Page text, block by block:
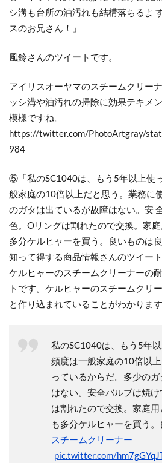
シ溝も台所の油汚れも結構落ちるよ
スのお兄さん！」
風鈴さんのツイートです。
アイリスオーヤマのスチームクリー
ッシ溝や油汚れの掃除に効果テキメ
模様ですね。
https://twitter.com/PhotoArtgray/
984
⑤「私のSC1040は、もう5年以上使
般家庭の10倍以上だと思う。業務に
のガタは出ているが故障はない。安
色。Oリングは割れたので交換。家
多分ケルヒャーを買う。良いものは良
知って得する商品情報さんのツイート
ケルヒャーのスチームクリーナーの
トです。ケルヒャーのスチームクリ
と作り込まれていることがわかります
私のSC1040は、もう5年
頻度は一般家庭の10倍以
っているからだ。多少の
はない。安全バルブは焼
は割れたので交換。家庭
も多分ケルヒャーを買う。
スチームクリーナー
pic.twitter.com/